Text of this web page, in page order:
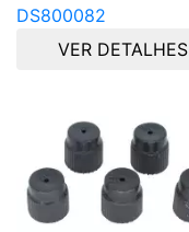
DS800082
VER DETALHES